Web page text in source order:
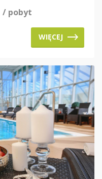
/ pobyt
WIĘCEJ